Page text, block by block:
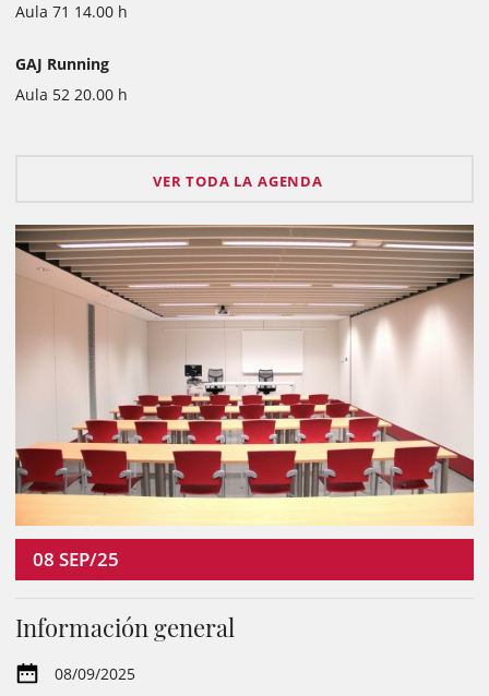
Aula 71 14.00 h
GAJ Running
Aula 52 20.00 h
VER TODA LA AGENDA
08 SEP/25
Información general
08/09/2025